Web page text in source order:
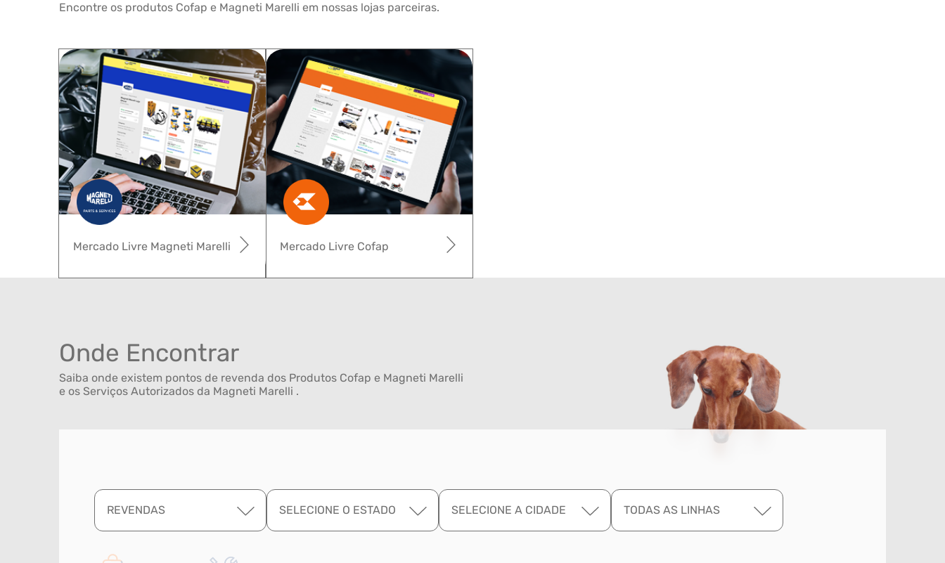
Encontre os produtos Cofap e Magneti Marelli em nossas lojas parceiras.
Mercado Livre Cofap
Mercado Livre Magneti Marelli
Onde Encontrar
Saiba onde existem pontos de revenda dos Produtos Cofap e Magneti Marelli
e os Serviços Autorizados da Magneti Marelli .
REVENDAS SELECIONE O ESTADO SELECIONE A CIDADE TODAS AS LINHAS